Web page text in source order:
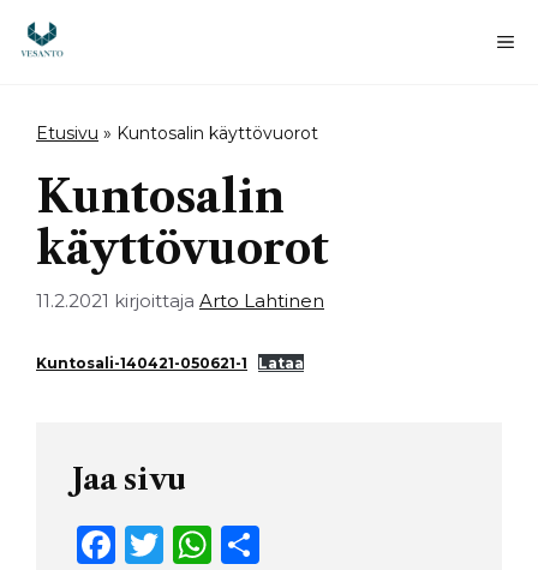
sisältöön
Etusivu » Kuntosalin käyttövuorot
Kuntosalin
käyttövuorot
11.2.2021 kirjoittaja Arto Lahtinen
Kuntosali-140421-050621-1 Lataa
Jaa sivu
F
T
W